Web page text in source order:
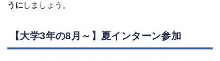
うに しましょう。
【大学3年の8月～】夏インターン参加